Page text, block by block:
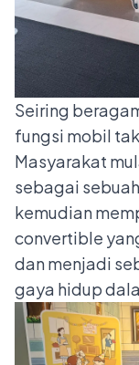
Seiring
fungsi mobil
Masyarakat
sebagai
kemudian
convertible
dan menjadi
gaya hidup